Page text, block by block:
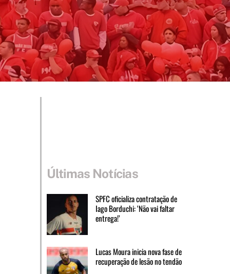
Últimas Notícias
SPFC oficializa contratação de
Iago Borduchi: ‘Não vai faltar
entrega!’
Lucas Moura inicia nova fase de
recuperação de lesão no tendão